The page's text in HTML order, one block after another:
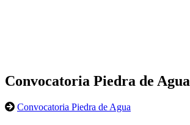
Convocatoria Piedra de Agua
Convocatoria Piedra de Agua